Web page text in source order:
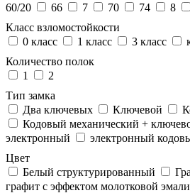
60/20
66 7 70 74 8
Класс взломостойкости
0 класс
1 класс 3 класс
Количество полок
1
2
Тип замка
Два ключевых
Ключевой
Кодовый механический +
электронный
электронный
Цвет
Белый структурированный
графит с эффектом молотковой